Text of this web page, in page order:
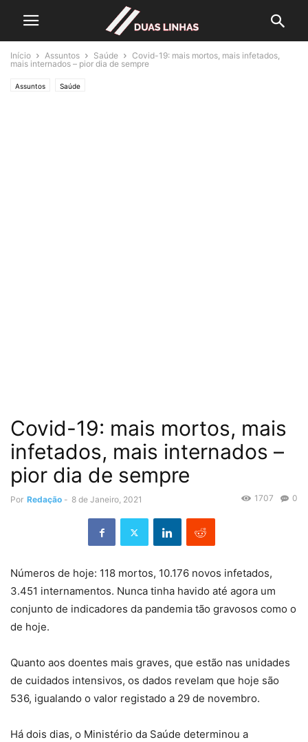
Início Assuntos Saúde
Covid-19: mais mortos, mais infetados,
mais internados – pior dia de sempre
Assuntos Saúde
Covid-19: mais mortos, mais
infetados, mais internados –
pior dia de sempre
Por Redação - 8 de Janeiro, 2021 0
1707
Números de hoje: 118 mortos, 10.176 novos infetados,
3.451 internamentos. Nunca tinha havido até agora um
conjunto de indicadores da pandemia tão gravosos como o
de hoje.
Quanto aos doentes mais graves, que estão nas unidades
de cuidados intensivos, os dados revelam que hoje são
536, igualando o valor registado a 29 de novembro.
Há dois dias, o Ministério da Saúde determinou a